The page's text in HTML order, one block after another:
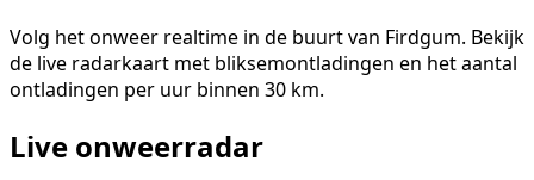
Volg het onweer realtime in de buurt van Firdgum. Bekijk
de live radarkaart met bliksemontladingen en het aantal
ontladingen per uur binnen 30 km.
Live onweerradar